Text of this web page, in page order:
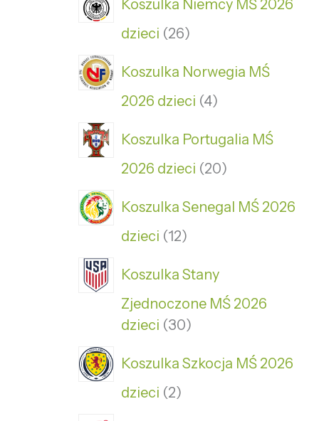
Koszulka Niemcy MŚ 2026
dzieci 26
Koszulka Norwegia MŚ
2026 dzieci 4
Koszulka Portugalia MŚ
2026 dzieci 20
Koszulka Senegal MŚ 2026
dzieci 12
Koszulka Stany
Zjednoczone MŚ 2026
dzieci 30
Koszulka Szkocja MŚ 2026
dzieci 2